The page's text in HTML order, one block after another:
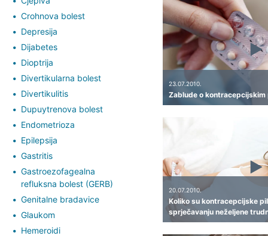
Crohnova bolest
Depresija
Dijabetes
Dioptrija
Divertikularna bolest
Divertikulitis
Dupuytrenova bolest
Endometrioza
Epilepsija
Gastritis
Gastroezofagealna
refluksna bolest (GERB)
Genitalne bradavice
Glaukom
Hemeroidi
23.07.2010.
Zablude o
20.07.2010.
Koliko su kontracepcijske
sprječavanju neželjene